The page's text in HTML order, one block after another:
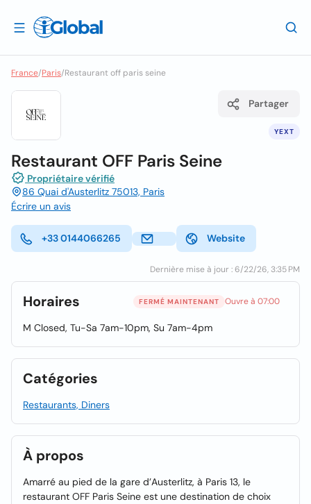
France/Paris/Restaurant off paris seine
YEXT
Partager
Restaurant OFF Paris Seine
Propriétaire vérifié
86 Quai d'Austerlitz 75013, Paris
Écrire un avis
+33 0144066265 Website
Dernière mise à jour : 6/22/26, 3:35 PM
Horaires FERMÉ MAINTENANT Ouvre à 07:00
M Closed, Tu-Sa 7am-10pm, Su 7am-4pm
Catégories
Restaurants, Diners
À propos
Amarré au pied de la gare d’Austerlitz, à Paris 13, le
restaurant OFF Paris Seine est une destination de choix